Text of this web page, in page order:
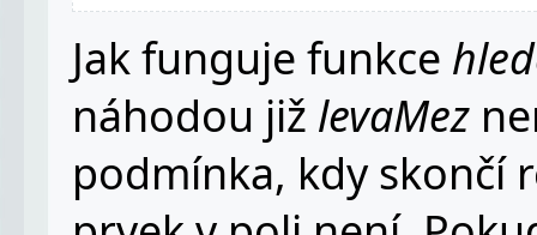
Jak funguje funkce
náhodou již levaMez
podmínka, kdy skončí